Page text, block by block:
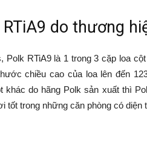
do thương
Polk RTiA9 là 1 trong 3 cặp loa
chiều cao của loa lên đến
do hãng Polk sản xuất thì
tốt trong những căn phòng có